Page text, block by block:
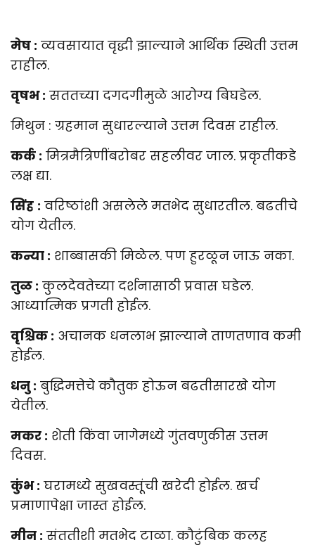
मेष : व्यवसायात वृद्धी झाल्याने आर्थिक स्थिती उत्तम
राहील.
वृषभ : सततच्या दगदगीमुळे आरोग्य बिघडेल.
मिथुन : ग्रहमान सुधारल्याने उत्तम दिवस राहील.
कर्क : मित्रमैत्रिणींबरोबर सहलीवर जाल. प्रकृतीकडे
लक्ष द्या.
सिंह : वरिष्ठांशी असलेले मतभेद सुधारतील. बढतीचे
योग येतील.
कन्या : शाब्बासकी मिळेल. पण हुरळून जाऊ नका.
तुळ : कुलदेवतेच्या दर्शनासाठी प्रवास घडेल.
आध्यात्मिक प्रगती होईल.
वृश्चिक : अचानक धनलाभ झाल्याने ताणतणाव कमी
होईल.
धनु : बुद्धिमत्तेचे कौतुक होऊन बढतीसारखे योग
येतील.
मकर : शेती किंवा जागेमध्ये गुंतवणुकीस उत्तम
दिवस.
कुंभ : घरामध्ये सुखवस्तूंची खरेदी होईल. खर्च
प्रमाणापेक्षा जास्त होईल.
मीन : संततीशी मतभेद टाळा. कौटुंबिक कलह